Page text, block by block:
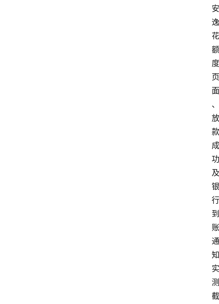
安
逸
花
额
度
页
面
、
放
款
成
功
及
银
行
到
账
通
知
实
测
截